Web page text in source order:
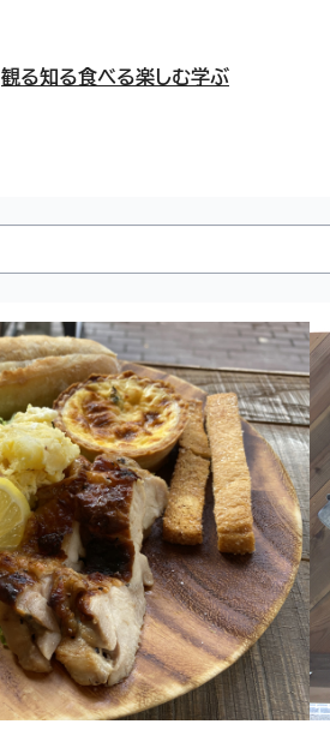
観る知る食べる楽しむ学ぶ